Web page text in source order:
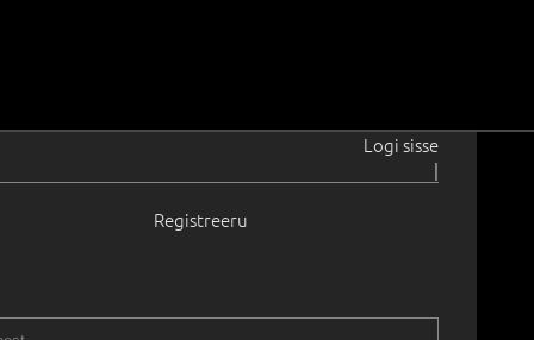
Logi sisse
|
Registreeru
XV.2025